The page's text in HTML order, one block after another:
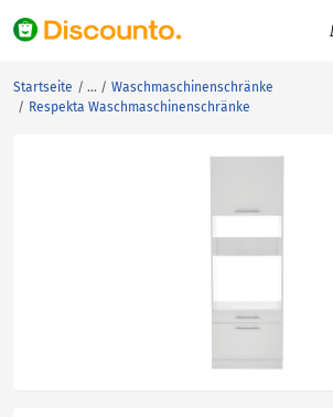
Startseite
Waschmaschinenschränke
Respekta Waschmaschinenschränke